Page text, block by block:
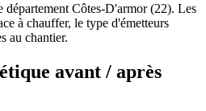
département Côtes-D'armor(22). Les
à chauffer, le type d'émetteurs
au chantier.
avant / après